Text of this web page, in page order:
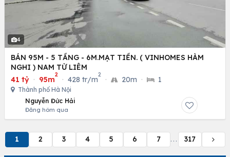
4
BÁN 95M - 5 TẦNG - 6M.MẠT TIỀN. ( VINHOMES HÀM
NGHI ) NAM TỪ LIÊM
41 tỷ · 95m
2
· 428 tr/m
2
· 20m · 1
Thành phố Hà Nội
Nguyễn Đức Hải
Đăng hôm qua
1 2 3 4 5 6 7 ... 317